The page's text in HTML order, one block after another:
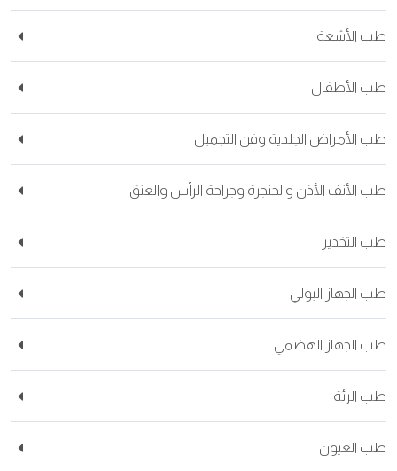
الأشعة
الأطفال
الأمراض الجلدية وفن التجميل
الأنف الأذن والحنجرة وجراحة الرأس والعنق
التخدير
الجهاز البولي
الجهاز الهضمي
الرئة
العيون